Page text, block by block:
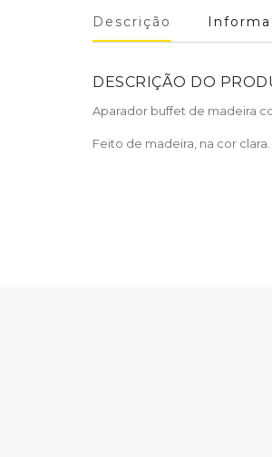
Descrição
DESCRIÇÃO DO
Aparador buffet de madeira
Feito de madeira, na cor